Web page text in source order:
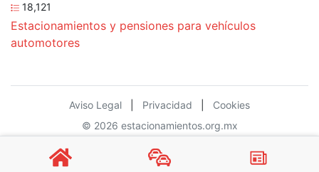
18,121
Estacionamientos y pensiones para vehículos
automotores
Aviso Legal Privacidad
Cookies
© 2026 estacionamientos.org.mx